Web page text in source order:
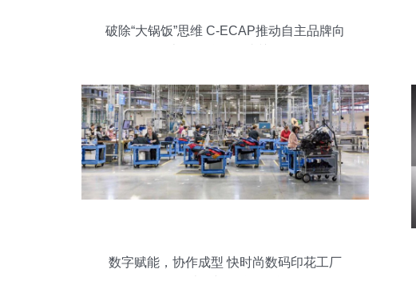
破除“大锅饭”思维 C-ECAP推动自主品牌向
数字赋能，协作成型 快时尚数码印花工厂